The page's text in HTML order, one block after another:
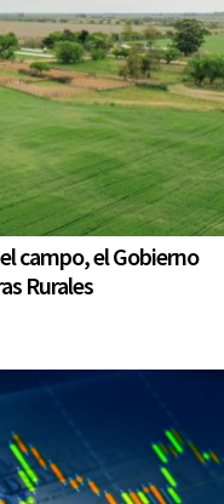
campo, el Gobierno
Rurales